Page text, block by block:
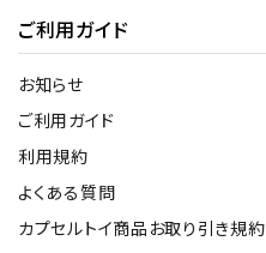
ご利用ガイド
お知らせ
ご利用ガイド
利用規約
よくある質問
カプセルトイ商品お取り引き規約